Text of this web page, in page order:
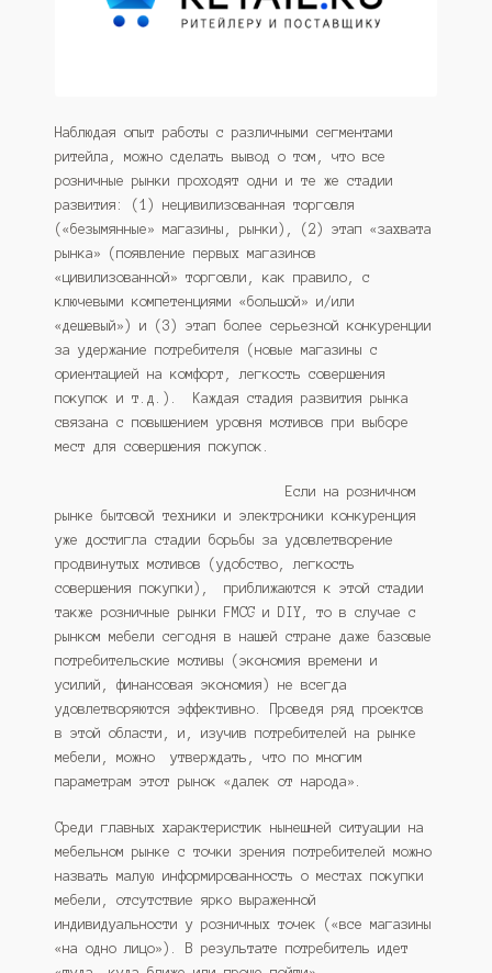
Наблюдая опыт работы с различными сегментами
ритейла, можно сделать вывод о том, что все
розничные рынки проходят одни и те же стадии
развития: (1) нецивилизованная торговля
(«безымянные» магазины, рынки), (2) этап «захвата
рынка» (появление первых магазинов
«цивилизованной» торговли, как правило, с
ключевыми компетенциями «большой» и/или
«дешевый») и (3) этап более серьезной конкуренции
за удержание потребителя (новые магазины с
ориентацией на комфорт, легкость совершения
покупок и т.д.). Каждая стадия развития рынка
связана с повышением уровня мотивов при выборе
мест для совершения покупок.
Если на розничном
рынке бытовой техники и электроники конкуренция
уже достигла стадии борьбы за удовлетворение
продвинутых мотивов (удобство, легкость
совершения покупки), приближаются к этой стадии
также розничные рынки FMCG и DIY, то в случае с
рынком мебели сегодня в нашей стране даже базовые
потребительские мотивы (экономия времени и
усилий, финансовая экономия) не всегда
удовлетворяются эффективно. Проведя ряд проектов
в этой области, и, изучив потребителей на рынке
мебели, можно утверждать, что по многим
параметрам этот рынок «далек от народа».
Среди главных характеристик нынешней ситуации на
мебельном рынке с точки зрения потребителей можно
назвать малую информированность о местах покупки
мебели, отсутствие ярко выраженной
индивидуальности у розничных точек («все магазины
«на одно лицо»). В результате потребитель идет